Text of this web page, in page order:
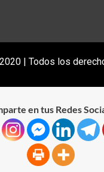
| Todos los
en tus Redes